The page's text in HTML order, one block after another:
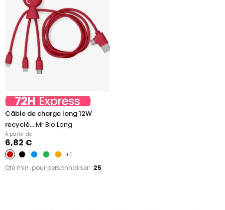
Câble de charge long 12W
recyclé...Mr Bio Long
À partir de
6,82 €
+1
Qté min. pour personnaliser : 25